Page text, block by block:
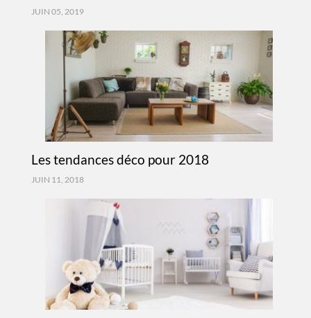
JUIN 05, 2019
Les tendances déco pour 2018
JUIN 11, 2018